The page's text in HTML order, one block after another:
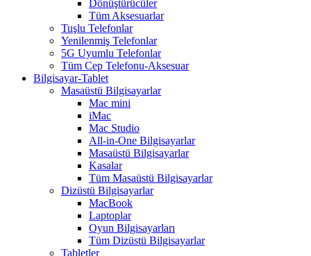
Dönüştürücüler
Tüm Aksesuarlar
Tuşlu Telefonlar
Yenilenmiş Telefonlar
5G Uyumlu Telefonlar
Tüm Cep Telefonu-Aksesuar
Bilgisayar-Tablet
Masaüstü Bilgisayarlar
Mac mini
iMac
Mac Studio
All-in-One Bilgisayarlar
Masaüstü Bilgisayarlar
Kasalar
Tüm Masaüstü Bilgisayarlar
Dizüstü Bilgisayarlar
MacBook
Laptoplar
Oyun Bilgisayarları
Tüm Dizüstü Bilgisayarlar
Tabletler